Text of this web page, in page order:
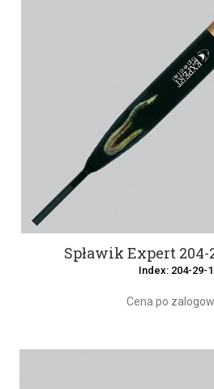
Spławik Expert 204-
Index: 204-29-
Cena po